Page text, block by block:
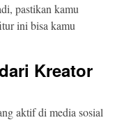
pastikan kamu
ini bisa kamu
Kreator
aktif di media sosial